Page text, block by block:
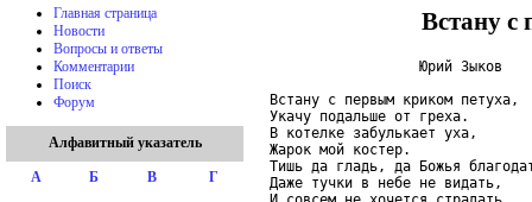
Главная страница
Новости
Вопросы и ответы
Комментарии
Поиск
Форум
Алфавитный указатель
А Б В
Г
Встану с
                  Юрий Зыков
Встану с первым криком петуха,
Укачу подальше от греха.
В котелке забулькает уха,
Жарок мой костер.
Тишь да гладь, да Божья
Даже тучки в небе не видать,